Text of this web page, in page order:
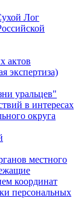
Лог
актов
экспертиза)
уральцев"
в интересах
округа
местного
координат
персональных